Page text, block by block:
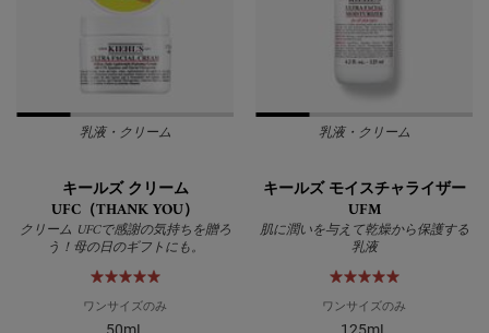
乳液・クリーム
キールズ クリーム
UFC（THANK YOU）
クリーム UFCで感謝の気持ちを贈ろ
う！母の日のギフトにも。
ワンサイズのみ
乳液・クリーム
キールズ モイスチャライザー
UFM
肌に潤いを与えて乾燥から保護する
乳液
ワンサイズのみ